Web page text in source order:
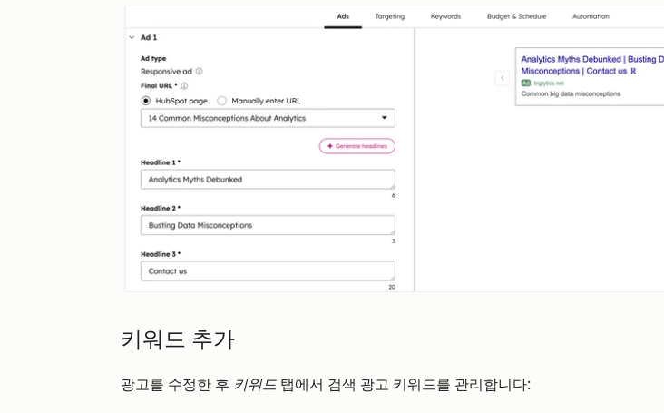
키워드 추가
광고를 수정한 후 키워드 탭에서 검색 광고 키워드를 관리합니다: